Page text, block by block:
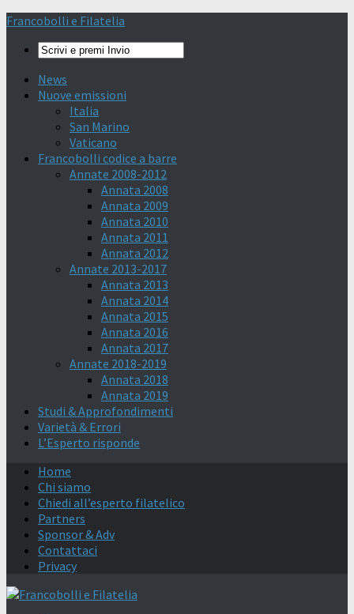
Francobolli e Filatelia
News
Nuove emissioni
Italia
San Marino
Vaticano
Francobolli codice a barre
Annate 2008-2012
Annata 2008
Annata 2009
Annata 2010
Annata 2011
Annata 2012
Annate 2013-2017
Annata 2013
Annata 2014
Annata 2015
Annata 2016
Annata 2017
Annate 2018-2019
Annata 2018
Annata 2019
Studi & Approfondimenti
Varietà & Errori
L’Esperto risponde
Home
Chi siamo
Chiedi all’esperto filatelico
Partners
Sponsor & Adv
Contattaci
Privacy